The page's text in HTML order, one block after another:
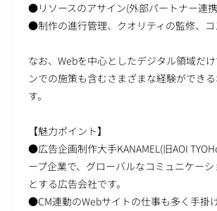
●リソースのアサイン(外部パートナー連
●制作の進行管理、クオリティの監修、コ
なお、Webを中心としたデジタル領域だ
ンでの施策も含むさまざまな経験ができ
す。
【魅力ポイント】
●広告企画制作大手KANAMEL(旧AOI
ープ企業で、グローバルなコミュニケー
とする広告会社です。
●CM連動のWebサイトの仕事も多く手掛